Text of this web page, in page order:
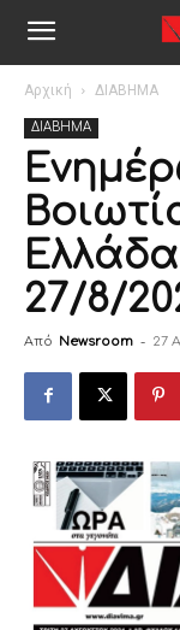
Αρχική ΔΙΑΒΗΜΑ
ΔΙΑΒΗΜΑ
27/8/
Από Newsroom - 27